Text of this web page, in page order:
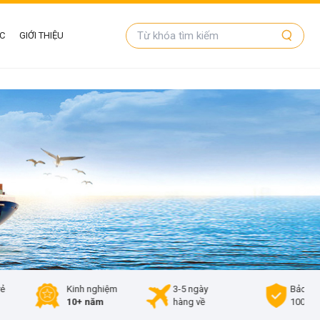
GIỚI THIỆU
Kinh nghiệm
10+ năm
3-5 ngày
hàng về
Bảo hiểm